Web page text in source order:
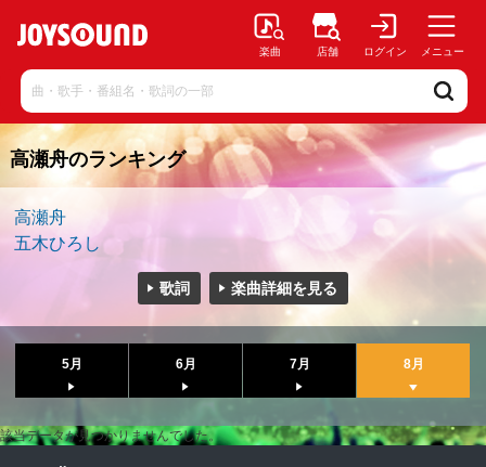
楽曲 店舗 ログイン メニュー
高瀬舟のランキング
高瀬舟
五木ひろし
歌詞 楽曲詳細を見る
5月 6月 7月 8月
該当データが見つかりませんでした。